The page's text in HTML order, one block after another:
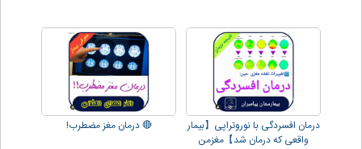
درمان افسردگی با نوروتراپی【بیمار
واقعی که درمان شد】مغزمن
🔴 درمان مغز مضطرب!